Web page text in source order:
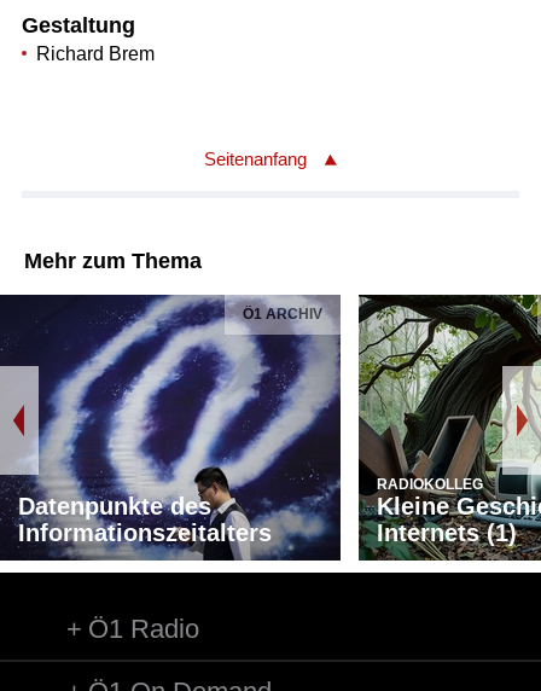
Gestaltung
Richard Brem
Seitenanfang
Mehr zum Thema
Ö1 ARCHIV
Datenpunkte des
Informationszeitalters
RADIOKOLLEG
Kleine
Internets (1)
Ö1 Radio